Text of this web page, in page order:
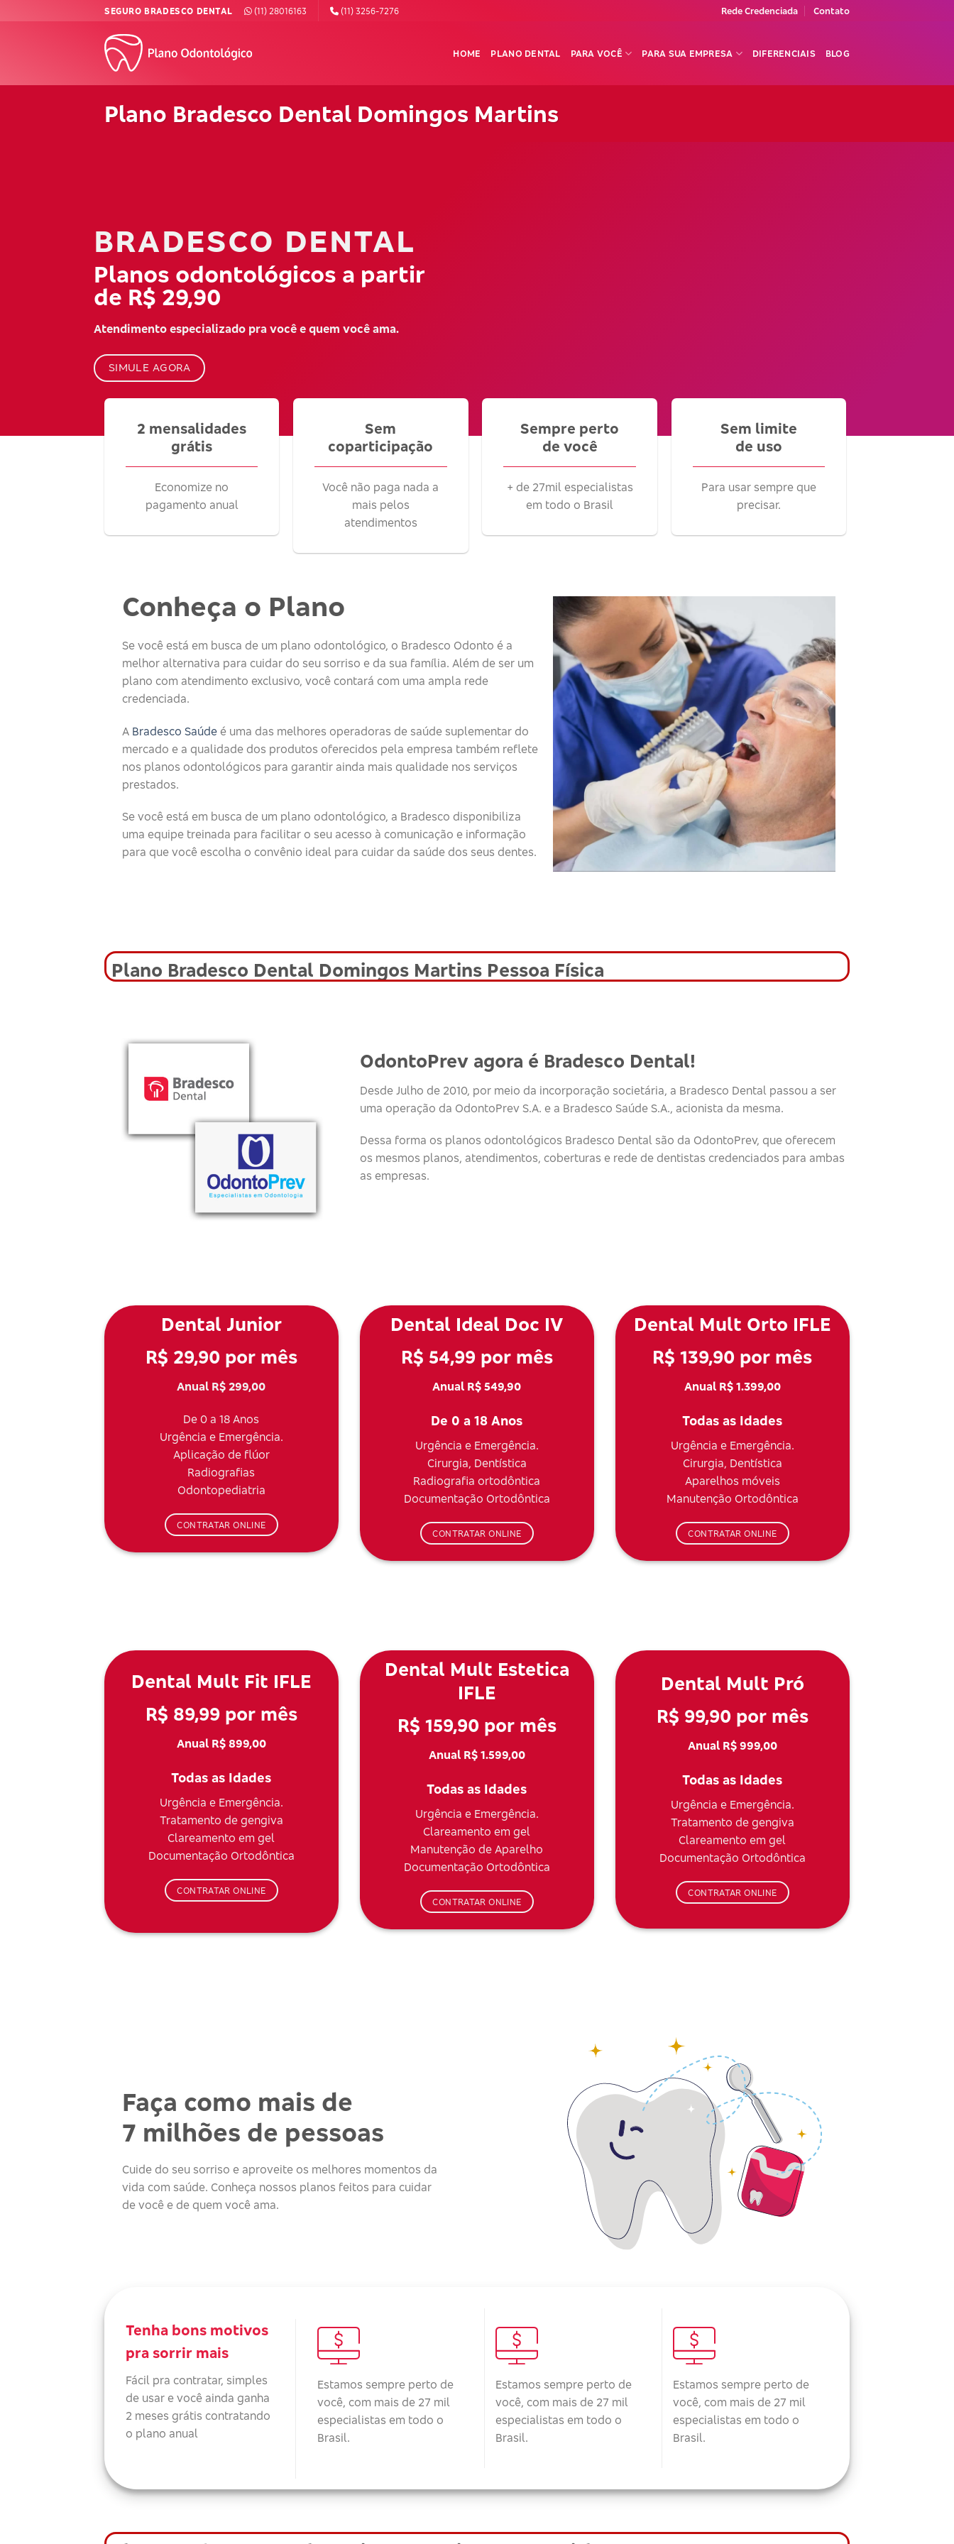
SEGURO BRADESCO DENTAL (11) 28016163 (11) 3256-7276 Rede Credenciada Contato
HOME PLANO DENTAL PARA VOCÊ PARA SUA EMPRESA DIFERENCIAIS BLOG
Plano Bradesco Dental Domingos Martins
BRADESCO DENTAL
Planos odontológicos a partir
de R$ 29,90
Atendimento especializado pra você e quem você ama.
SIMULE AGORA
2 mensalidades
grátis
Economize no
pagamento anual
Sem
coparticipação
Você não paga nada a
mais pelos
atendimentos
Sempre perto
de você
+ de 27mil especialistas
em todo o Brasil
Sem limite
de uso
Para usar sempre que
precisar.
Conheça o Plano
Se você está em busca de um plano odontológico, o Bradesco Odonto é a
melhor alternativa para cuidar do seu sorriso e da sua família. Além de ser um
plano com atendimento exclusivo, você contará com uma ampla rede
credenciada.
A Bradesco Saúde é uma das melhores operadoras de saúde suplementar do
mercado e a qualidade dos produtos oferecidos pela empresa também reflete
nos planos odontológicos para garantir ainda mais qualidade nos serviços
prestados.
Se você está em busca de um plano odontológico, a Bradesco disponibiliza
uma equipe treinada para facilitar o seu acesso à comunicação e informação
para que você escolha o convênio ideal para cuidar da saúde dos seus dentes.
Plano Bradesco Dental Domingos Martins Pessoa Física
OdontoPrev agora é Bradesco Dental!
Desde Julho de 2010, por meio da incorporação societária, a Bradesco Dental passou a ser
uma operação da OdontoPrev S.A. e a Bradesco Saúde S.A., acionista da mesma.
Dessa forma os planos odontológicos Bradesco Dental são da OdontoPrev, que oferecem
os mesmos planos, atendimentos, coberturas e rede de dentistas credenciados para ambas
as empresas.
Dental Junior
R$ 29,90 por mês
Anual R$ 299,00
De 0 a 18 Anos
Urgência e Emergência.
Aplicação de flúor
Radiografias
Odontopediatria
CONTRATAR ONLINE
Dental Ideal Doc IV
R$ 54,99 por mês
Anual R$ 549,90
De 0 a 18 Anos
Urgência e Emergência.
Cirurgia, Dentística
Radiografia ortodôntica
Documentação Ortodôntica
CONTRATAR ONLINE
Dental Mult Orto IFLE
R$ 139,90 por mês
Anual R$ 1.399,00
Todas as Idades
Urgência e Emergência.
Cirurgia, Dentística
Aparelhos móveis
Manutenção Ortodôntica
CONTRATAR ONLINE
Dental Mult Fit IFLE
R$ 89,99 por mês
Anual R$ 899,00
Todas as Idades
Urgência e Emergência.
Tratamento de gengiva
Clareamento em gel
Documentação Ortodôntica
CONTRATAR ONLINE
Dental Mult Estetica
IFLE
R$ 159,90 por mês
Anual R$ 1.599,00
Todas as Idades
Urgência e Emergência.
Clareamento em gel
Manutenção de Aparelho
Documentação Ortodôntica
CONTRATAR ONLINE
Dental Mult Pró
R$ 99,90 por mês
Anual R$ 999,00
Todas as Idades
Urgência e Emergência.
Tratamento de gengiva
Clareamento em gel
Documentação Ortodôntica
CONTRATAR ONLINE
Faça como mais de
7 milhões de pessoas
Cuide do seu sorriso e aproveite os melhores momentos da
vida com saúde. Conheça nossos planos feitos para cuidar
de você e de quem você ama.
Tenha bons motivos
pra sorrir mais
Fácil pra contratar, simples
de usar e você ainda ganha
2 meses grátis contratando
o plano anual
Estamos sempre perto de
você, com mais de 27 mil
especialistas em todo o
Brasil.
Estamos sempre perto de
você, com mais de 27 mil
especialistas em todo o
Brasil.
Estamos sempre perto de
você, com mais de 27 mil
especialistas em todo o
Brasil.